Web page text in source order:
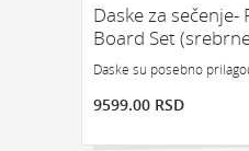
Daske za
Board Set
Daske su posebno
9599.00 RSD